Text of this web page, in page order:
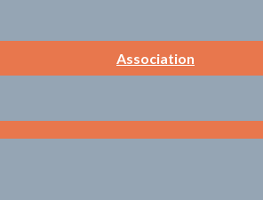
Association